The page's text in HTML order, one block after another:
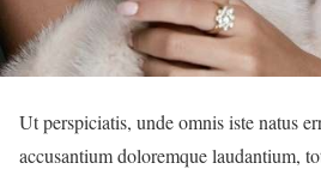
Ut perspiciatis, unde omnis iste natus
accusantium doloremque laudantium,